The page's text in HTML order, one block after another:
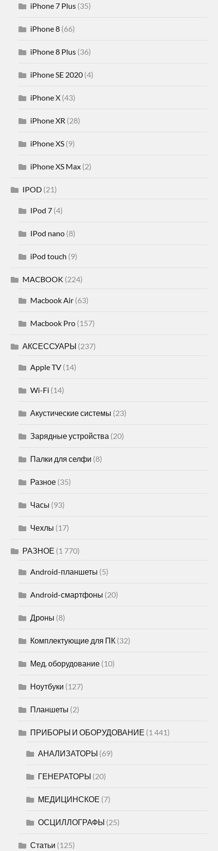
iPhone 7 Plus (35)
iPhone 8 (66)
iPhone 8 Plus (36)
iPhone SE 2020 (4)
iPhone X (43)
iPhone XR (28)
iPhone XS (9)
iPhone XS Max (2)
IPOD (21)
IPod 7 (4)
IPod nano (8)
iPod touch (9)
MACBOOK (224)
Macbook Air (63)
Macbook Pro (157)
АКСЕССУАРЫ (237)
Apple TV (14)
Wi-Fi (14)
Акустические системы (23)
Зарядные устройства (20)
Палки для селфи (8)
Разное (35)
Часы (93)
Чехлы (17)
РАЗНОЕ (1 770)
Android-планшеты (5)
Android-смартфоны (20)
Дроны (8)
Комплектующие для ПК (32)
Мед. оборудование (10)
Ноутбуки (127)
Планшеты (2)
ПРИБОРЫ И ОБОРУДОВАНИЕ (1 441)
АНАЛИЗАТОРЫ (69)
ГЕНЕРАТОРЫ (20)
МЕДИЦИНСКОЕ (7)
ОСЦИЛЛОГРАФЫ (25)
Статьи (125)